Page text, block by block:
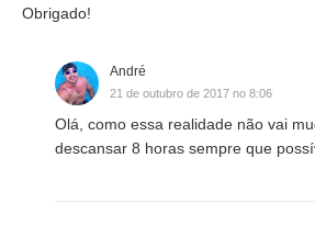
Obrigado!
André
21 de outubro de 2017 no 8:06
Olá, como essa realidade não vai
descansar 8 horas sempre que